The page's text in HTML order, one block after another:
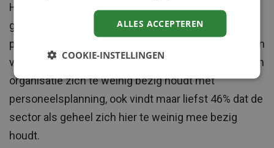
HRM’ers de personeelstekorten de komende jaren
gaan toenemen, zou strategische
personeelsplanning in kunnen zetten om klaar te zijn
voor de toekomst. Niet alleen vindt bijna 40% dat hun
organisatie zich te weinig bezig houdt met
personeelsplanning, ook vindt maar liefst 46% dat de
sector als geheel zich hier te weinig mee bezig
houdt.
ALLES ACCEPTEREN
COOKIE-INSTELLINGEN